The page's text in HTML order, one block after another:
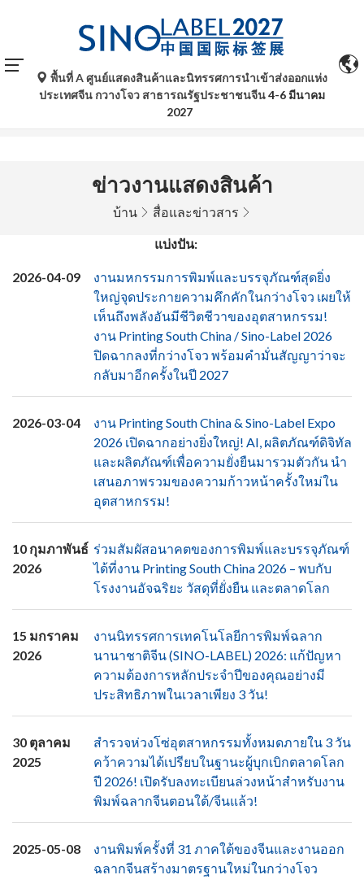
การแปลอัตโนมัติโดย Google Translate มีไว้เพื่อเป็นข้อมูล
อ้างอิงเท่านั้นและอาจไม่ถูกต้อง โปรดอ้างอิงจากฉบับภาษา
ต้นฉบับหากมีข้อสงสัยใด ๆ
พื้นที่ A ศูนย์แสดงสินค้าและนิทรรศการนำเข้าส่งออกแห่ง
ประเทศจีน กวางโจว สาธารณรัฐประชาชนจีน4-6 มีนาคม
2027
ข่าวงานแสดงสินค้า
บ้าน สื่อและข่าวสาร
แบ่งปัน:
2026-04-09
งานมหกรรมการพิมพ์และบรรจุภัณฑ์สุดยิ่ง
ใหญ่จุดประกายความคึกคักในกว่างโจว เผยให้
เห็นถึงพลังอันมีชีวิตชีวาของอุตสาหกรรม!
งาน Printing South China / Sino-Label 2026
ปิดฉากลงที่กว่างโจว พร้อมคำมั่นสัญญาว่าจะ
กลับมาอีกครั้งในปี 2027
2026-03-04
งาน Printing South China & Sino-Label Expo
2026 เปิดฉากอย่างยิ่งใหญ่! AI, ผลิตภัณฑ์ดิจิทัล
และผลิตภัณฑ์เพื่อความยั่งยืนมารวมตัวกัน นำ
เสนอภาพรวมของความก้าวหน้าครั้งใหม่ใน
อุตสาหกรรม!
10 กุมภาพันธ์
2026
ร่วมสัมผัสอนาคตของการพิมพ์และบรรจุภัณฑ์
ได้ที่งาน Printing South China 2026 – พบกับ
โรงงานอัจฉริยะ วัสดุที่ยั่งยืน และตลาดโลก
15 มกราคม
2026
งานนิทรรศการเทคโนโลยีการพิมพ์ฉลาก
นานาชาติจีน (SINO-LABEL) 2026: แก้ปัญหา
ความต้องการหลักประจำปีของคุณอย่างมี
ประสิทธิภาพในเวลาเพียง 3 วัน!
30 ตุลาคม
2025
สำรวจห่วงโซ่อุตสาหกรรมทั้งหมดภายใน 3 วัน
คว้าความได้เปรียบในฐานะผู้บุกเบิกตลาดโลก
ปี 2026! เปิดรับลงทะเบียนล่วงหน้าสำหรับงาน
พิมพ์ฉลากจีนตอนใต้/จีนแล้ว!
2025-05-08
งานพิมพ์ครั้งที่ 31 ภาคใต้ของจีนและงานออก
ฉลากจีนสร้างมาตรฐานใหม่ในกว่างโจว